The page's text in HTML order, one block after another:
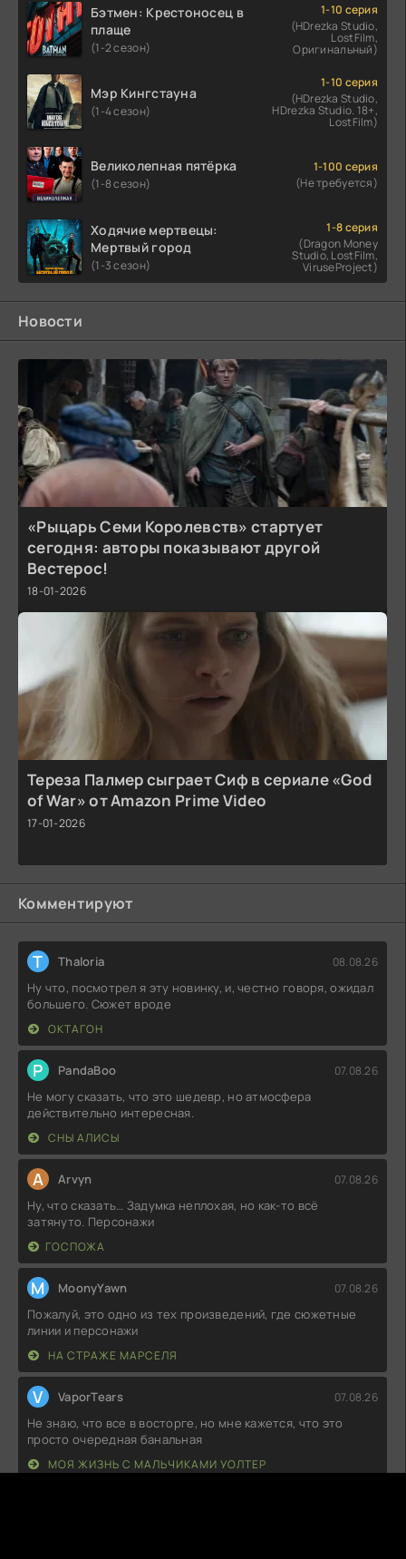
Бэтмен: Крестоносец в
плаще
(1-2 сезон)
1-10 серия
(HDrezka Studio,
LostFilm,
Оригинальный)
Мэр Кингстауна
(1-4 сезон)
1-10 серия
(HDrezka Studio,
HDrezka Studio. 18+,
LostFilm)
Великолепная пятёрка
(1-8 сезон)
1-100 серия
(Не требуется)
Ходячие мертвецы:
Мертвый город
(1-3 сезон)
1-8 серия
(Dragon Money
Studio, LostFilm,
ViruseProject)
Новости
«Рыцарь Семи Королевств» стартует
сегодня: авторы показывают другой
Вестерос!
18-01-2026
Тереза Палмер сыграет Сиф в сериале «God
of War» от Amazon Prime Video
17-01-2026
Комментируют
T Thaloria 08.08.26
Ну что, посмотрел я эту новинку, и, честно говоря, ожидал
большего. Сюжет вроде
ОКТАГОН
P PandaBoo 07.08.26
Не могу сказать, что это шедевр, но атмосфера
действительно интересная.
СНЫ АЛИСЫ
A Arvyn 07.08.26
Ну, что сказать… Задумка неплохая, но как-то всё
затянуто. Персонажи
ГОСПОЖА
M MoonyYawn 07.08.26
Пожалуй, это одно из тех произведений, где сюжетные
линии и персонажи
НА СТРАЖЕ МАРСЕЛЯ
V VaporTears 07.08.26
Не знаю, что все в восторге, но мне кажется, что это
просто очередная банальная
МОЯ ЖИЗНЬ С МАЛЬЧИКАМИ УОЛТЕР